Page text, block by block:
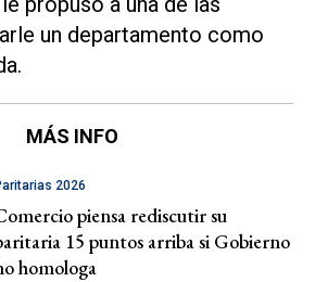
un departamento como
MÁS INFO
2026
piensa rediscutir su
15 puntos arriba si Gobierno
homologa